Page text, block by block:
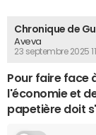
Chronique de
Aveva
23 septembre 2025
Pour faire face
l'économie et
papetière doit